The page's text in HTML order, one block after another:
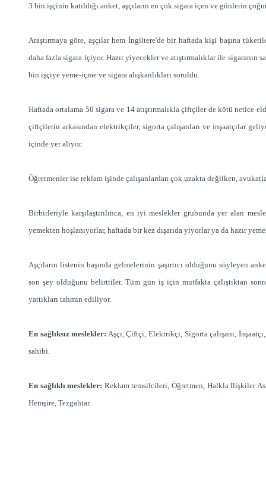
3 bin işçinin katıldığı anket, aşçıların en çok sigara içen ve günlerin
Araştırmaya göre, aşçılar hem İngiltere'de bir haftada kişi başına
daha fazla sigara içiyor. Hazır yiyecekler ve atıştırmalıklar ile
bin işçiye yeme-içme ve sigara alışkanlıkları soruldu.
Haftada ortalama 50 sigara ve 14 atıştırmalıkla çiftçiler de kötü netice
çiftçilerin arkasından elektrikçiler, sigorta çalışanları ve inşaatçılar
içinde yer alıyor.
Öğretmenler ise reklam işinde çalışanlardan çok uzakta değilken,
Birbirleriyle karşılaştırılınca, en iyi meslekler grubunda yer alan
yemekten hoşlanıyorlar, haftada bir kez dışarıda yiyorlar ya da hazır
Aşçıların listenin başında gelmelerinin şaşırtıcı olduğunu söyleyen
son şey olduğunu belirttiler. Tüm gün iş için mutfakta çalıştıktan
yattıkları tahmin ediliyor.
En sağlıksız meslekler: Aşçı, Çiftçi, Elektrikçi, Sigorta çalışanı,
sahibi.
En sağlıklı meslekler: Reklam temsilcileri, Öğretmen, Halkla İlişkiler
Hemşire, Tezgahtar.